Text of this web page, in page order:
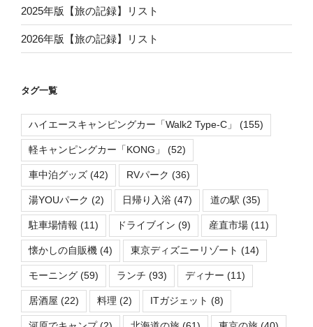
2025年版【旅の記録】リスト
2026年版【旅の記録】リスト
タグ一覧
ハイエースキャンピングカー「Walk2 Type-C」 (155)
軽キャンピングカー「KONG」 (52)
車中泊グッズ (42) RVパーク (36)
湯YOUパーク (2) 日帰り入浴 (47) 道の駅 (35)
駐車場情報 (11) ドライブイン (9) 産直市場 (11)
懐かしの自販機 (4) 東京ディズニーリゾート (14)
モーニング (59) ランチ (93) ディナー (11)
居酒屋 (22) 料理 (2) ITガジェット (8)